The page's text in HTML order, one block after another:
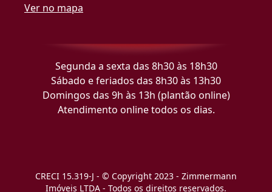
Ver no mapa
Segunda a sexta das 8h30 às 18h30
Sábado e feriados das 8h30 às 13h30
Domingos das 9h às 13h (plantão online)
Atendimento online todos os dias.
CRECI 15.319-J - © Copyright 2023 - Zimmermann
Imóveis LTDA - Todos os direitos reservados.